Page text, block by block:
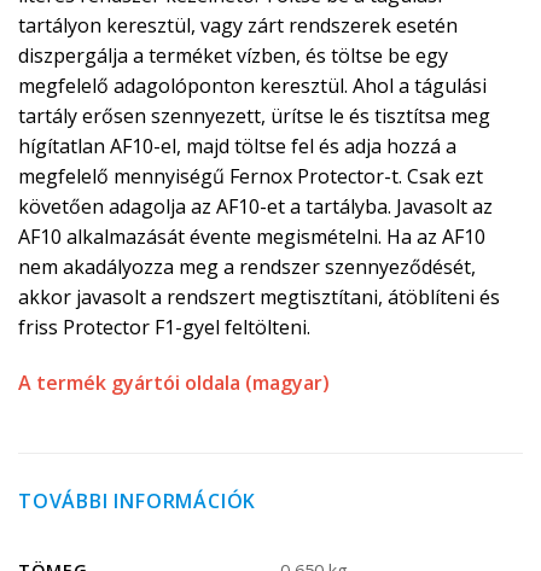
tartályon keresztül, vagy zárt rendszerek esetén
diszpergálja a terméket vízben, és töltse be egy
megfelelő adagolóponton keresztül. Ahol a tágulási
tartály erősen szennyezett, ürítse le és tisztítsa meg
hígítatlan AF10-el, majd töltse fel és adja hozzá a
megfelelő mennyiségű Fernox Protector-t. Csak ezt
követően adagolja az AF10-et a tartályba. Javasolt az
AF10 alkalmazását évente megismételni. Ha az AF10
nem akadályozza meg a rendszer szennyeződését,
akkor javasolt a rendszert megtisztítani, átöblíteni és
friss Protector F1-gyel feltölteni.
A termék gyártói oldala (magyar)
TOVÁBBI INFORMÁCIÓK